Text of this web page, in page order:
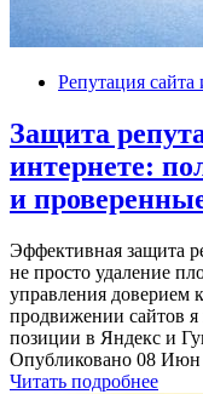
Репутация
Защита
интернете:
и
Эффективная защита
не просто удаление
управления доверием
продвижении сайтов
позиции в Яндекс и
Опубликовано 08 Июн
Читать подробнее